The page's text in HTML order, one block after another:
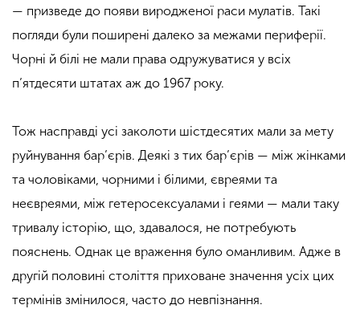
— призведе до появи виродженої раси мулатів. Такі
погляди були поширені далеко за межами периферії.
Чорні й білі не мали права одружуватися у всіх
п’ятдесяти штатах аж до 1967 року.
Тож насправді усі заколоти шістдесятих мали за мету
руйнування бар’єрів. Деякі з тих бар’єрів — між жінками
та чоловіками, чорними і білими, євреями та
неєвреями, між гетеросексуалами і геями — мали таку
тривалу історію, що, здавалося, не потребують
пояснень. Однак це враження було оманливим. Адже в
другій половині століття приховане значення усіх цих
термінів змінилося, часто до невпізнання.